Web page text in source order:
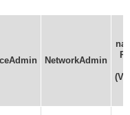
NetworkAdmin